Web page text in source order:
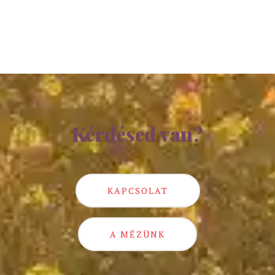
Kérdésed van?
KAPCSOLAT
A MÉZÜNK